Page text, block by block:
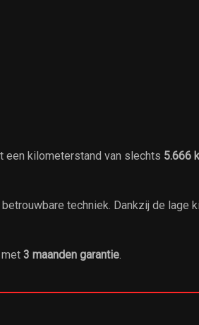
een kilometerstand van slechts 5.666
techniek. Dankzij de lage
3 maanden garantie.